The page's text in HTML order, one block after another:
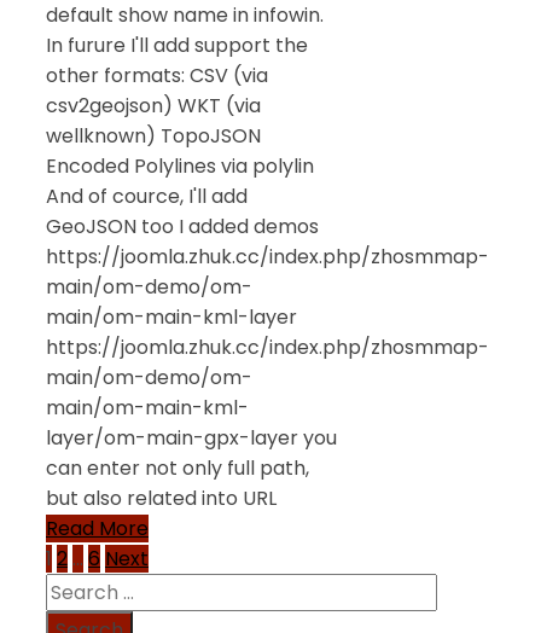
default show name in infowin.
In furure I'll add support the
other formats: CSV (via
csv2geojson) WKT (via
wellknown) TopoJSON
Encoded Polylines via polylin
And of cource, I'll add
GeoJSON too I added demos
https://joomla.zhuk.cc/index.php/zhosmmap-
main/om-demo/om-
main/om-main-kml-layer
https://joomla.zhuk.cc/index.php/zhosmmap-
main/om-demo/om-
main/om-main-kml-
layer/om-main-gpx-layer you
can enter not only full path,
but also related into URL
Read More
Posts
pagination
1 2 … 6 Next
Search
for: